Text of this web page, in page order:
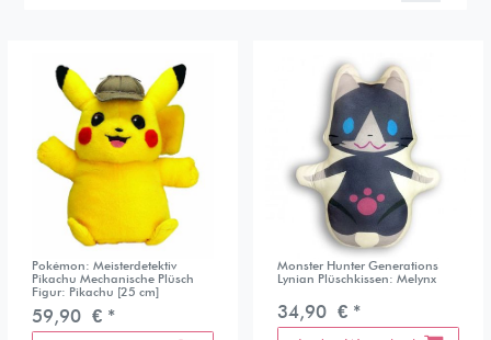
Pokémon: Meisterdetektiv
Pikachu Mechanische Plüsch
Figur: Pikachu [25 cm]
59,90 € *
Monster Hunter Generations
Lynian Plüschkissen: Melynx
34,90 € *